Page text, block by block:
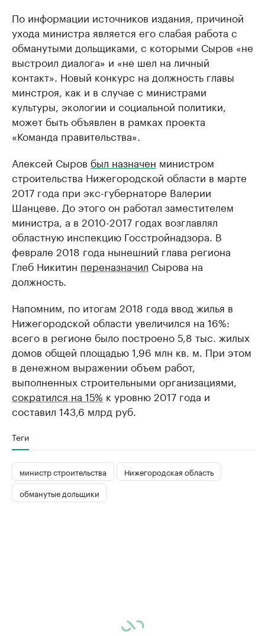
По информации источников издания, причиной
ухода министра является его слабая работа с
обманутыми дольщиками, с которыми Сыров «не
выстроил диалога» и «не шел на личный
контакт». Новый конкурс на должность главы
минстроя, как и в случае с министрами
культуры, экологии и социальной политики,
может быть объявлен в рамках проекта
«Команда правительства».
Алексей Сыров был назначен министром
строительства Нижегородской области в марте
2017 года при экс-губернаторе Валерии
Шанцеве. До этого он работал заместителем
министра, а в 2010-2017 годах возглавлял
областную инспекцию Госстройнадзора. В
феврале 2018 года нынешний глава региона
Глеб Никитин переназначил Сырова на
должность.
Напомним, по итогам 2018 года ввод жилья в
Нижегородской области увеличился на 16%:
всего в регионе было построено 5,8 тыс. жилых
домов общей площадью 1,96 млн кв. м. При этом
в денежном выражении объем работ,
выполненных строительными организациями,
сократился на 15% к уровню 2017 года и
составил 143,6 млрд руб.
Теги
министр строительства
Нижегородская область
обманутые дольщики